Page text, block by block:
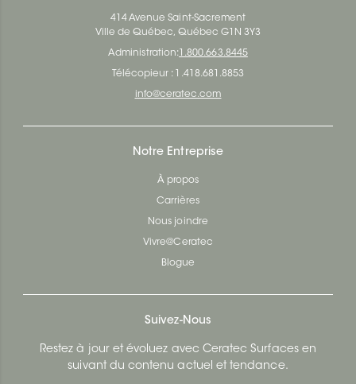
414 Avenue Saint-Sacrement
Ville de Québec, Québec G1N 3Y3
Administration: 1.800.663.8445
Télécopieur : 1.418.681.8853
info@ceratec.com
Notre Entreprise
À propos
Carrières
Nous joindre
Vivre@Ceratec
Blogue
Suivez-Nous
Restez à jour et évoluez avec Ceratec Surfaces en
suivant du contenu actuel et tendance.